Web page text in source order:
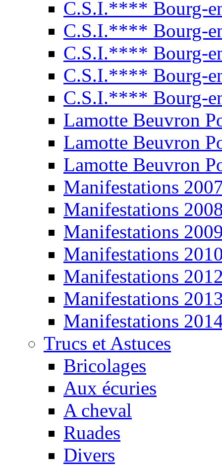
C.S.I.**** Bourg-
C.S.I.**** Bourg-
C.S.I.**** Bourg-
C.S.I.**** Bourg-
C.S.I.**** Bourg-
Lamotte Beuvron
Lamotte Beuvron
Lamotte Beuvron
Manifestations
Manifestations
Manifestations
Manifestations
Manifestations
Manifestations
Manifestations
Trucs et Astuces
Bricolages
Aux écuries
A cheval
Ruades
Divers